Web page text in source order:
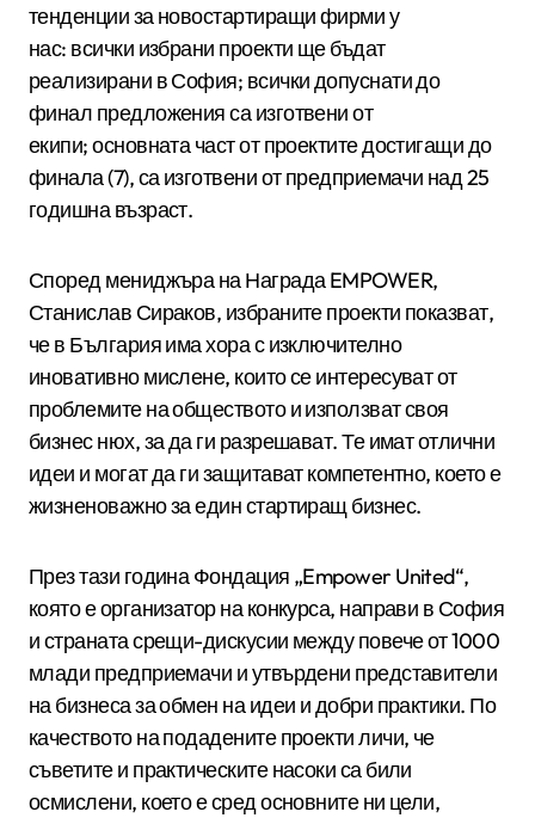
тенденции за новостартиращи фирми у
нас: всички избрани проекти ще бъдат
реализирани в София; всички допуснати до
финал предложения са изготвени от
екипи; основната част от проектите достигащи до
финала (7), са изготвени от предприемачи над 25
годишна възраст.
Според мениджъра на Награда EMPOWER,
Станислав Сираков, избраните проекти показват,
че в България има хора с изключително
иновативно мислене, които се интересуват от
проблемите на обществото и използват своя
бизнес нюх, за да ги разрешават. Те имат отлични
идеи и могат да ги защитават компетентно, което е
жизненоважно за един стартиращ бизнес.
През тази година Фондация „Empower United“,
която е организатор на конкурса, направи в София
и страната срещи-дискусии между повече от 1000
млади предприемачи и утвърдени представители
на бизнеса за обмен на идеи и добри практики. По
качеството на подадените проекти личи, че
съветите и практическите насоки са били
осмислени, което е сред основните ни цели,